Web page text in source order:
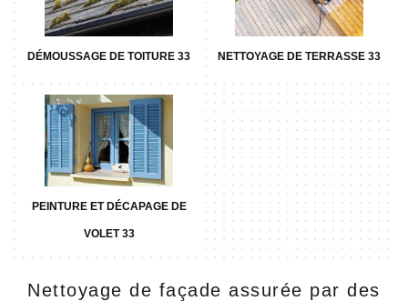
DÉMOUSSAGE DE TOITURE 33 NETTOYAGE DE TERRASSE 33
PEINTURE ET DÉCAPAGE DE
VOLET 33
Nettoyage de façade assurée par des